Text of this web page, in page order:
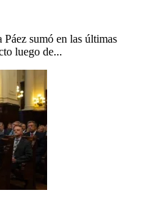
sumó en las últimas
luego de...